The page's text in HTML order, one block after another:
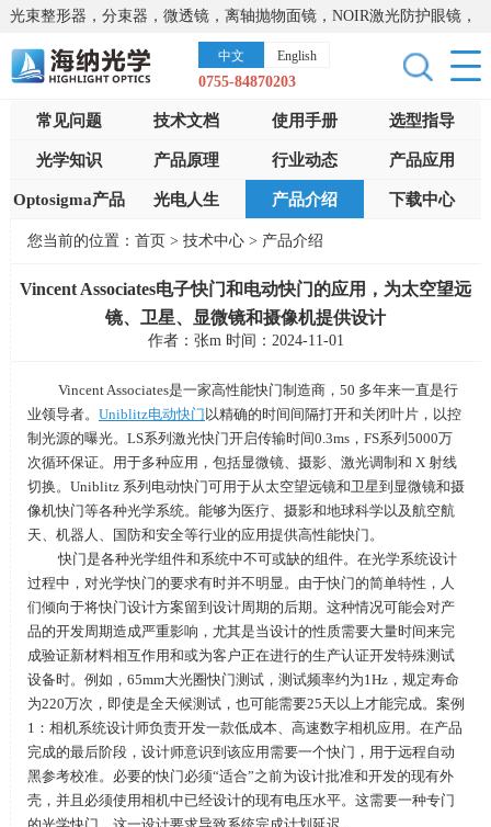
光束整形器，分束器，微透镜，离轴抛物面镜，NOIR激光防护眼镜，
太阳能模拟器，显微镜载物台，激光器，光谱仪，红外热像仪，激光
晶体
中文 English
0755-84870203
常见问题 技术文档 使用手册 选型指导
光学知识 产品原理 行业动态 产品应用
Optosigma产品 光电人生 产品介绍 下载中心
您当前的位置： 首页 > 技术中心 > 产品介绍
Vincent Associates电子快门和电动快门的应用，为太空望远
镜、卫星、显微镜和摄像机提供设计
作者：张m 时间：2024-11-01
Vincent Associates是一家高性能快门制造商， 50 多年来一直是行
业领导者。 Uniblitz电动快门 以精确的时间间隔打开和关闭叶片，以控
制光源的曝光。 LS系列激光快门开启传输时间0.3ms， FS系列5000万
次循环保证。用于多种应用，包括显微镜、摄影、激光调制和 X 射线
切换。 Uniblitz 系列电动快门可用于从太空望远镜和卫星到显微镜和摄
像机快门等各种光学系统。能够为医疗、摄影和地球科学以及航空航
天、机器人、国防和安全等行业的应用提供高性能快门。
快门是各种光学组件和系统中不可或缺的组件。在光学系统设计
过程中，对光学快门的要求有时并不明显。由于快门的简单特性，人
们倾向于将快门设计方案留到设计周期的后期。这种情况可能会对产
品的开发周期造成严重影响，尤其是当设计的性质需要大量时间来完
成验证新材料相互作用和或为客户正在进行的生产认证开发特殊测试
设备时。例如， 65mm大光圈快门测试，测试频率约为1Hz，规定寿命
为220万次，即使是全天候测试，也可能需要25天以上才能完成。案例
1 ：相机系统设计师负责开发一款低成本、高速数字相机应用。在产品
完成的最后阶段，设计师意识到该应用需要一个快门，用于远程自动
黑参考校准。必要的快门必须“适合”之前为设计批准和开发的现有外
壳，并且必须使用相机中已经设计的现有电压水平。这需要一种专门